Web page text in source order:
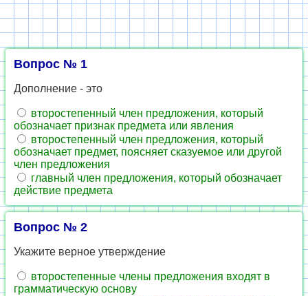
Вопрос № 1
Дополнение - это
второстепенный член предложения, который
обозначает признак предмета или явления
второстепенный член предложения, который
обозначает предмет, поясняет сказуемое или другой
член предложения
главный член предложения, который обозначает
действие предмета
Вопрос № 2
Укажите верное утверждение
второстепенные члены предложения входят в
грамматическую основу